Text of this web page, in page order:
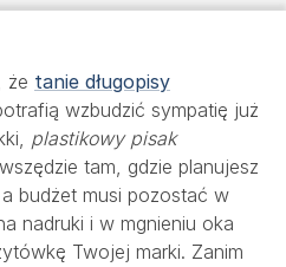
że tanie długopisy
wzbudzić sympatię już
plastikowy pisak
tam, gdzie planujesz
budżet musi pozostać w
nadruki i w mgnieniu oka
Twojej marki. Zanim